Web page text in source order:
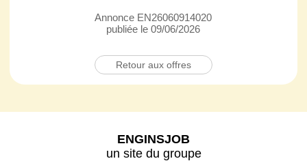
Annonce EN26060914020
publiée le 09/06/2026
Retour aux offres
ENGINSJOB
un site du groupe